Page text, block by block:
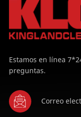
Estamos en línea
preguntas.
Correo